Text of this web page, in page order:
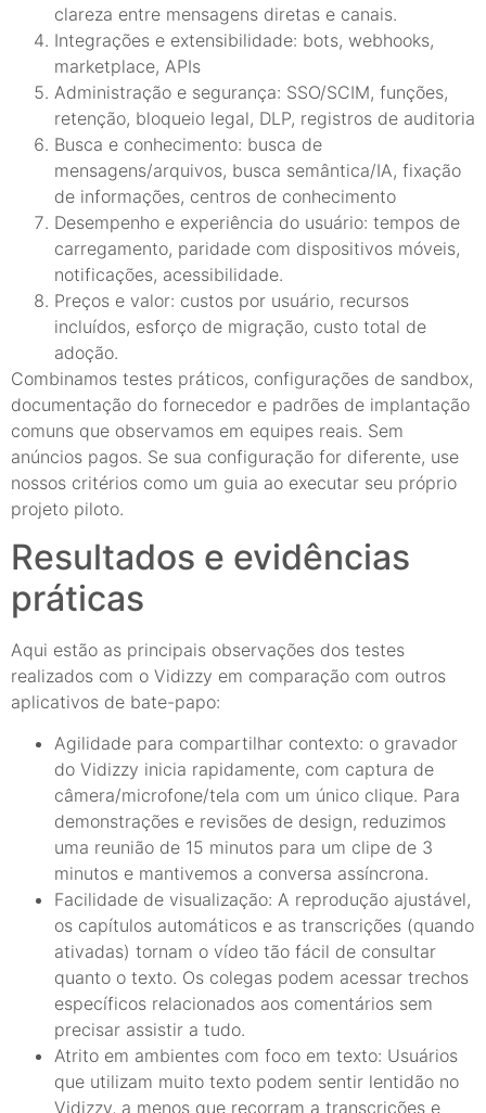
clareza entre mensagens diretas e canais.
Integrações e extensibilidade: bots, webhooks,
marketplace, APIs
Administração e segurança: SSO/SCIM, funções,
retenção, bloqueio legal, DLP, registros de auditoria
Busca e conhecimento: busca de
mensagens/arquivos, busca semântica/IA, fixação
de informações, centros de conhecimento
Desempenho e experiência do usuário: tempos de
carregamento, paridade com dispositivos móveis,
notificações, acessibilidade.
Preços e valor: custos por usuário, recursos
incluídos, esforço de migração, custo total de
adoção.
Combinamos testes práticos, configurações de sandbox,
documentação do fornecedor e padrões de implantação
comuns que observamos em equipes reais. Sem
anúncios pagos. Se sua configuração for diferente, use
nossos critérios como um guia ao executar seu próprio
projeto piloto.
Resultados e evidências
práticas
Aqui estão as principais observações dos testes
realizados com o Vidizzy em comparação com outros
aplicativos de bate-papo:
Agilidade para compartilhar contexto: o gravador
do Vidizzy inicia rapidamente, com captura de
câmera/microfone/tela com um único clique. Para
demonstrações e revisões de design, reduzimos
uma reunião de 15 minutos para um clipe de 3
minutos e mantivemos a conversa assíncrona.
Facilidade de visualização: A reprodução ajustável,
os capítulos automáticos e as transcrições (quando
ativadas) tornam o vídeo tão fácil de consultar
quanto o texto. Os colegas podem acessar trechos
específicos relacionados aos comentários sem
precisar assistir a tudo.
Atrito em ambientes com foco em texto: Usuários
que utilizam muito texto podem sentir lentidão no
Vidizzy, a menos que recorram a transcrições e